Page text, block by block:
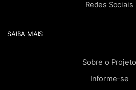
Redes Sociais
SAIBA MAIS
Sobre o Projeto
Informe-se